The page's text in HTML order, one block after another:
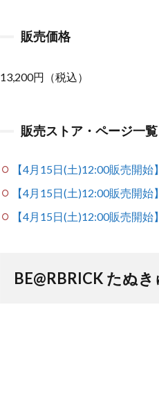
販売価格
13,200円（税込）
販売ストア・ページ一覧
【4月15日(土)12:00販売開
【4月15日(土)12:00販売開
【4月15日(土)12:00販売開始
BE@RBRICK たぬ